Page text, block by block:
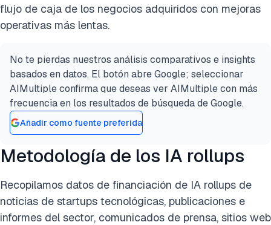
flujo de caja de los negocios adquiridos con mejoras
operativas más lentas.
No te pierdas nuestros análisis comparativos e insights
basados en datos. El botón abre Google; seleccionar
AIMultiple confirma que deseas ver AIMultiple con más
frecuencia en los resultados de búsqueda de Google.
Añadir como fuente preferida
Metodología de los IA rollups
Recopilamos datos de financiación de IA rollups de
noticias de startups tecnológicas, publicaciones e
informes del sector, comunicados de prensa, sitios web